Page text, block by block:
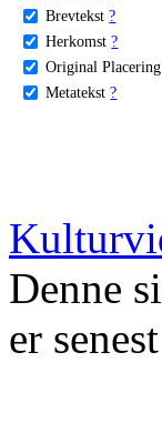
Brevtekst ?
Herkomst ?
Original Placering
Metatekst ?
Denne
er